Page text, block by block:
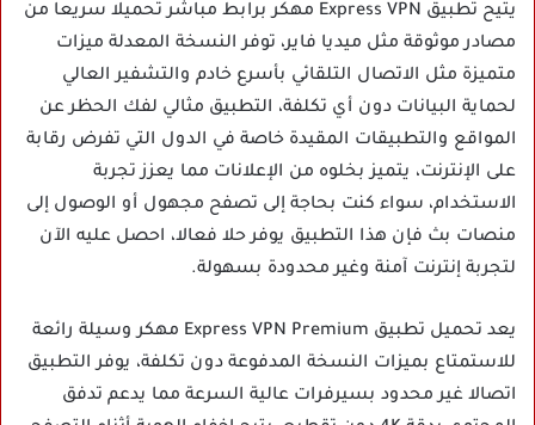
يتيح تطبيق Express VPN مهكر برابط مباشر تحميلا سريعا من
مصادر موثوقة مثل ميديا فاير، توفر النسخة المعدلة ميزات
متميزة مثل الاتصال التلقائي بأسرع خادم والتشفير العالي
لحماية البيانات دون أي تكلفة، التطبيق مثالي لفك الحظر عن
المواقع والتطبيقات المقيدة خاصة في الدول التي تفرض رقابة
على الإنترنت، يتميز بخلوه من الإعلانات مما يعزز تجربة
الاستخدام، سواء كنت بحاجة إلى تصفح مجهول أو الوصول إلى
منصات بث فإن هذا التطبيق يوفر حلا فعالا، احصل عليه الآن
لتجربة إنترنت آمنة وغير محدودة بسهولة.
يعد تحميل تطبيق Express VPN Premium مهكر وسيلة رائعة
للاستمتاع بميزات النسخة المدفوعة دون تكلفة، يوفر التطبيق
اتصالا غير محدود بسيرفرات عالية السرعة مما يدعم تدفق